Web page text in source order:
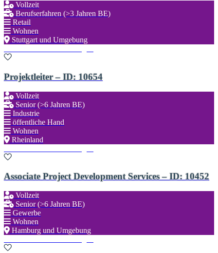
Vollzeit
Berufserfahren (>3 Jahren BE)
Retail
Wohnen
Stuttgart und Umgebung
Projektleiter – ID: 10654
Vollzeit
Senior (>6 Jahren BE)
Industrie
öffentliche Hand
Wohnen
Rheinland
Associate Project Development Services – ID: 10452
Vollzeit
Senior (>6 Jahren BE)
Gewerbe
Wohnen
Hamburg und Umgebung